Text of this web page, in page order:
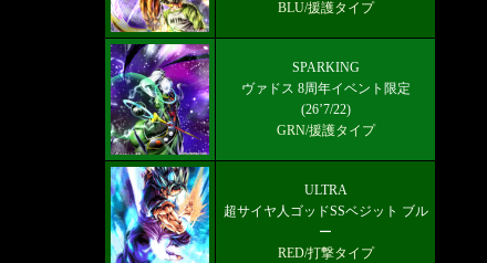
BLU/援護タイプ
SPARKING
ヴァドス 8周年イベント限定
(26’7/22)
GRN/援護タイプ
ULTRA
超サイヤ人ゴッドSSベジット ブル
ー
RED/打撃タイプ